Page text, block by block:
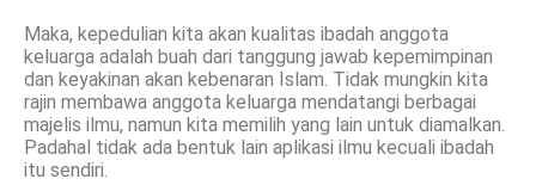
Maka, kepedulian kita akan kualitas ibadah anggota
keluarga adalah buah dari tanggung jawab kepemimpinan
dan keyakinan akan kebenaran Islam. Tidak mungkin kita
rajin membawa anggota keluarga mendatangi berbagai
majelis ilmu, namun kita memilih yang lain untuk diamalkan.
Padahal tidak ada bentuk lain aplikasi ilmu kecuali ibadah
itu sendiri.